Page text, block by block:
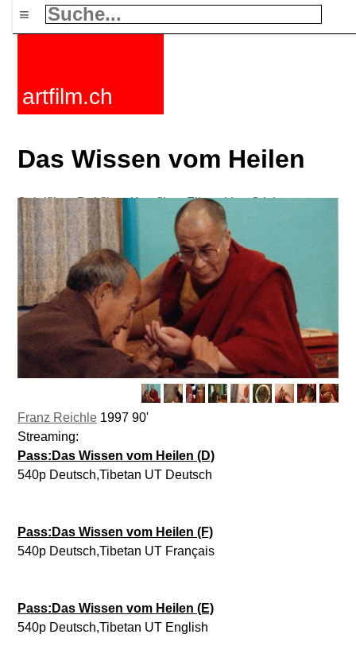
≡
artfilm.ch
Das Wissen vom Heilen
Franz Reichle 1997 90'
Streaming:
Pass:Das Wissen vom Heilen (D)
540p Deutsch,Tibetan UT Deutsch
Pass:Das Wissen vom Heilen (F)
540p Deutsch,Tibetan UT Français
Pass:Das Wissen vom Heilen (E)
540p Deutsch,Tibetan UT English
Spielfilme Dokfilme Kurzfilme Filmzyklen Stichworte
Nachrichten
F-Rated Kontakt Maillist
AGB KaufenAktivieren
216.73.217.88